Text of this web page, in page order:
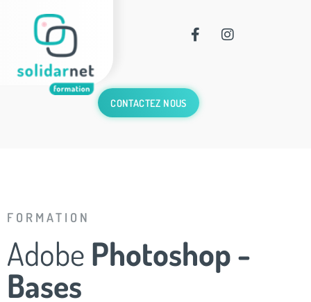
CONTACTEZ NOUS
FORMATION
Adobe Photoshop -
Bases